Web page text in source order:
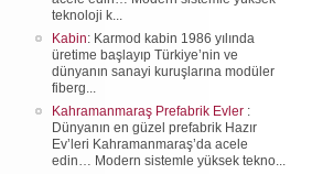
teknoloji k...
Kabin: Karmod kabin 1986 yılında
üretime başlayıp Türkiye’nin ve
dünyanın sanayi kuruşlarına modüler
fiberg...
Kahramanmaraş Prefabrik Evler :
Dünyanın en güzel prefabrik Hazır
Ev’leri Kahramanmaraş’da acele
edin… Modern sistemle yüksek tekno...